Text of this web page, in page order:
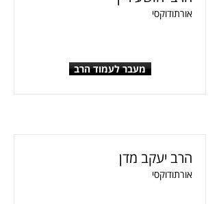
אורתודוקסי
מעבר לעמוד הרב
הרב יעקב מדן
אורתודוקסי